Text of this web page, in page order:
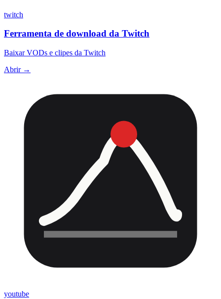
twitch
Ferramenta de download da Twitch
Baixar VODs e clipes da Twitch
Abrir →
youtube